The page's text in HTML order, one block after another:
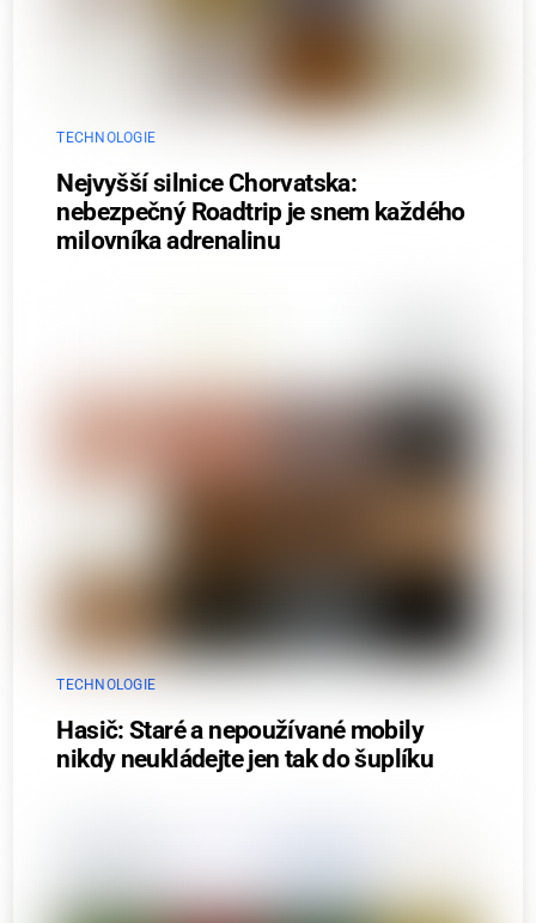
TECHNOLOGIE
Nejvyšší silnice Chorvatska:
nebezpečný Roadtrip je snem každého
milovníka adrenalinu
TECHNOLOGIE
Hasič: Staré a nepoužívané mobily
nikdy neukládejte jen tak do šuplíku